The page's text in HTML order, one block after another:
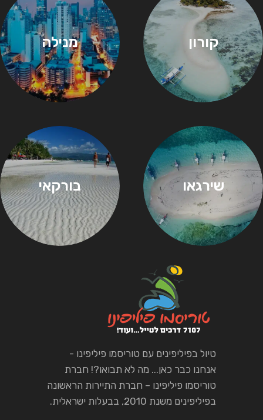
קורון מנילה
שירגאו בורקאי
טיול בפיליפינים עם טוריסמו פיליפינו -
אנחנו כבר כאן... מה לא תבואו?! חברת
טוריסמו פיליפינו – חברת התיירות הראשונה
בפיליפינים משנת 2010, בבעלות ישראלית.